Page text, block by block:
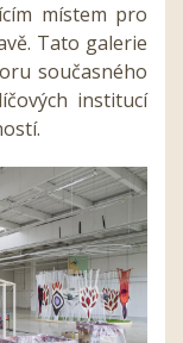
místem pro
Tato galerie
současného
institucí